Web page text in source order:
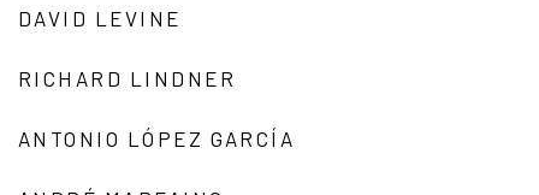
DAVID LEVINE
RICHARD LINDNER
ANTONIO LÓPEZ GARCÍA